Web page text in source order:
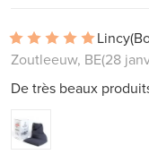
Lincy
Zoutleeuw, BE(28
De très beaux